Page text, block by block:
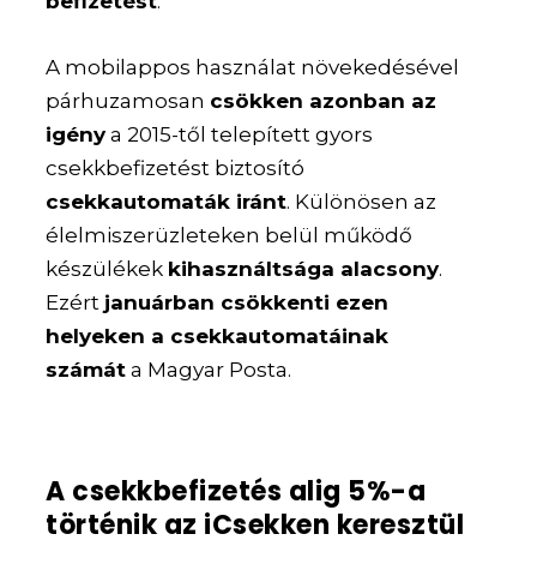
A mobilappos használat növekedésével
párhuzamosan csökken azonban az
igénya 2015-től telepített gyors
csekkbefizetést biztosító
csekkautomaták iránt. Különösen az
élelmiszerüzleteken belül működő
készülékek kihasználtsága alacsony.
Ezért januárban csökkenti ezen
helyeken a csekkautomatáinak
számát a Magyar Posta.
A csekkbefizetés alig 5%-a
történik az iCsekken keresztül